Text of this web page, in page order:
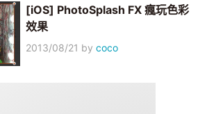
[iOS] PhotoSplash FX 瘋玩色彩
效果
2013/08/21 bycoco